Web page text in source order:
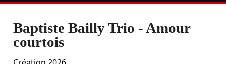
Baptiste Bailly Trio - Amour
courtois